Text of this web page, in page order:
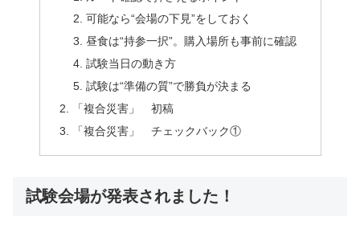
可能なら“会場の下見”をしておく
昼食は“持参一択”。購入場所も事前に確認
試験当日の動き方
試験は“準備の質”で勝負が決まる
「複合災害」 初稿
「複合災害」 チェックバック①
試験会場が発表されました！